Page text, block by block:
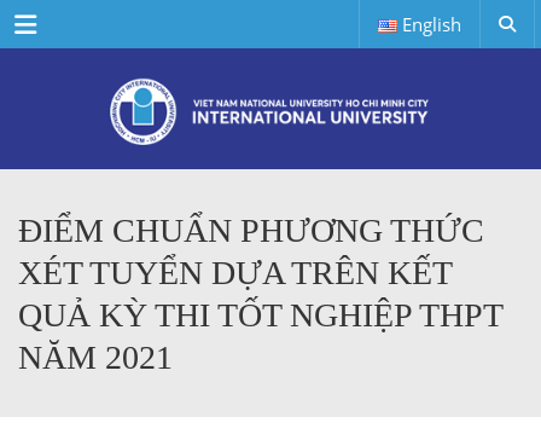
Menu English
ĐIỂM CHUẨN PHƯƠNG THỨC
XÉT TUYỂN DỰA TRÊN KẾT
QUẢ KỲ THI TỐT NGHIỆP THPT
NĂM 2021